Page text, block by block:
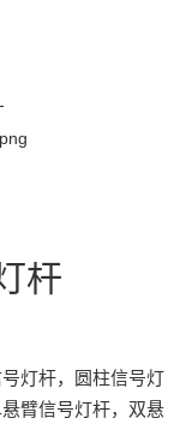
杆
灯杆，圆柱信号灯
臂信号灯杆，双悬